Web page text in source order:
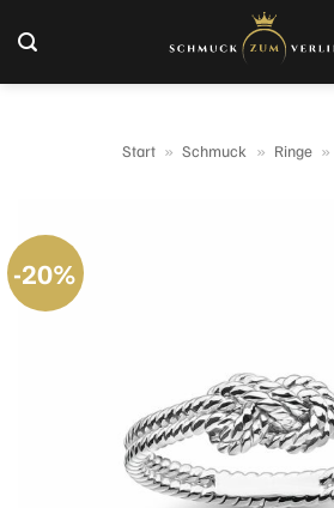
Inhalt
springen
Start » Schmuck » Ringe »
-20%